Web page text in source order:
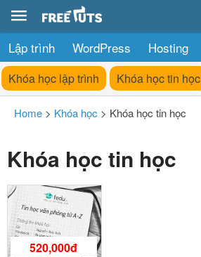
Lập trình WordPress Hosting
Khóa học lập trình Khóa học tin học
Home > Khóa học > Khóa học tin học
Khóa học tin học
520,000đ